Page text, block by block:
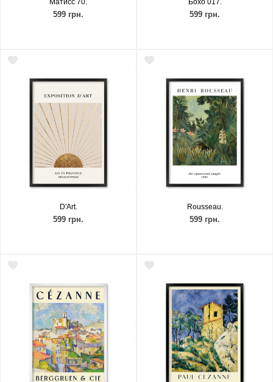
Матисс 70.
599 грн.
Бохо 017.
599 грн.
D'Art.
599 грн.
Rousseau.
599 грн.